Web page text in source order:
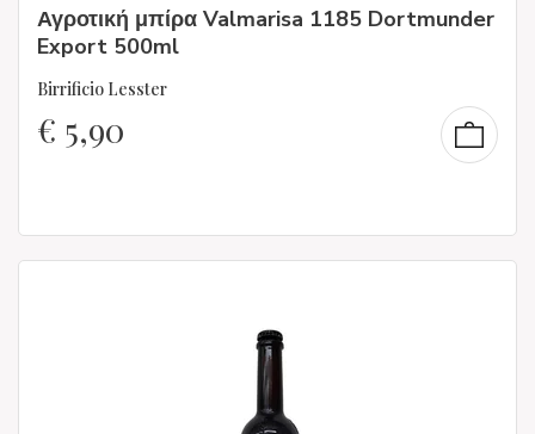
Αγροτική μπίρα Valmarisa 1185 Dortmunder
Export 500ml
Birrificio Lesster
€ 5,90